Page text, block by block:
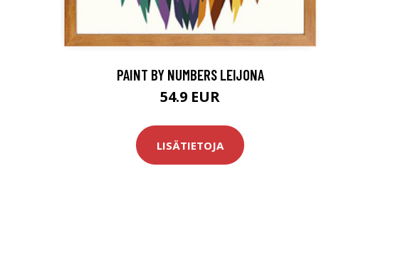
PAINT BY NUMBERS LEIJONA
54.9 EUR
LISÄTIETOJA